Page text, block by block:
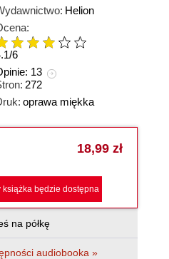
Helion
/6
13
272
oprawa miękka
18,99 zł
książka będzie dostępna
na półkę
audiobooka »